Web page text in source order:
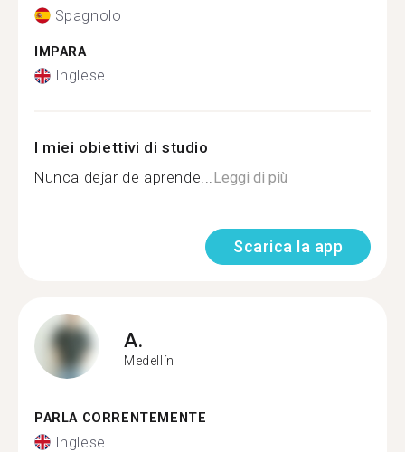
Spagnolo
IMPARA
Inglese
I miei obiettivi di studio
Nunca dejar de aprende...Leggi di più
Scarica la app
A.
Medellín
PARLA CORRENTEMENTE
Inglese